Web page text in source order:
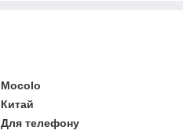
Mocolo
Китай
Для телефону